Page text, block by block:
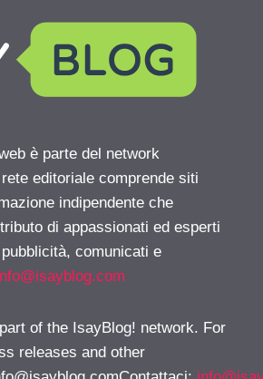
è parte del network
editoriale comprende siti
indipendente che
di appassionati ed esperti
comunicati e
of the IsayBlog! network. For
releases and other